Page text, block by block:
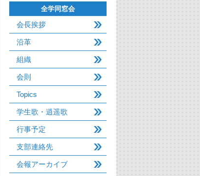
全学同窓会
会長挨拶
沿革
組織
会則
Topics
学生歌・逍遥歌
行事予定
支部連絡先
会報アーカイブ